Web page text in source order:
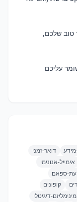
טוב שלכם,
עליכם
דואר-זמני
אימייל-אנונימי
ספאם
קופונים
מינימליזם-דיגיטלי